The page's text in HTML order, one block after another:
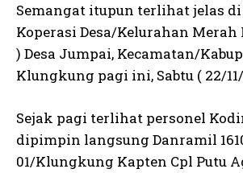
Semangat itupun terlihat jelas
Koperasi Desa/Kelurahan Merah
) Desa Jumpai, Kecamatan/
Klungkung pagi ini, Sabtu ( 22/
Sejak pagi terlihat personel
dipimpin langsung Danramil
01/Klungkung Kapten Cpl Putu